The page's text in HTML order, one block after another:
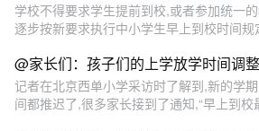
学校不得要求学生提前到校,或者参加统一
逐步按新要求执行中小学生早上到校时间规
@家长们：孩子们的上学放学时间调
记者在北京西单小学采访时了解到,新的学
间都推迟了,很多家长接到了通知,“早上到校